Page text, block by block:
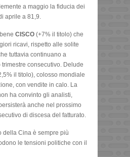
a maggio la fiducia dei
aprile a 81,9.
bene CISCO (+7% il titolo) che
ricavi, rispetto alle solite
tuttavia continuano a
consecutivo. Delude
il titolo), colosso mondiale
con vendite in calo. La
ha convinto gli analisti,
anche nel prossimo
di discesa del fatturato.
della Cina è sempre più
le tensioni politiche con il